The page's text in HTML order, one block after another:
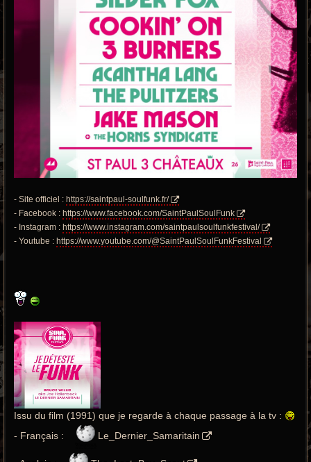
- Site officiel : https://saintpaul-soulfunk.fr/
- Facebook : https://www.facebook.com/SaintPaulSoulFunk
- Instagram : https://www.instagram.com/saintpaulsoulfunkfestival/
- Youtube : https://www.youtube.com/@SaintPaulSoulFunkFestival
Issu du film (1991) que je regarde à chaque passage à la tv :
- Français :
Le_Dernier_Samaritain